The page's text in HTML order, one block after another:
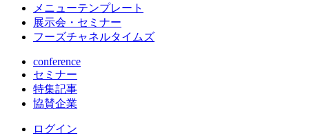
メニューテンプレート
展示会・セミナー
フーズチャネルタイムズ
conference
セミナー
特集記事
協賛企業
ログイン